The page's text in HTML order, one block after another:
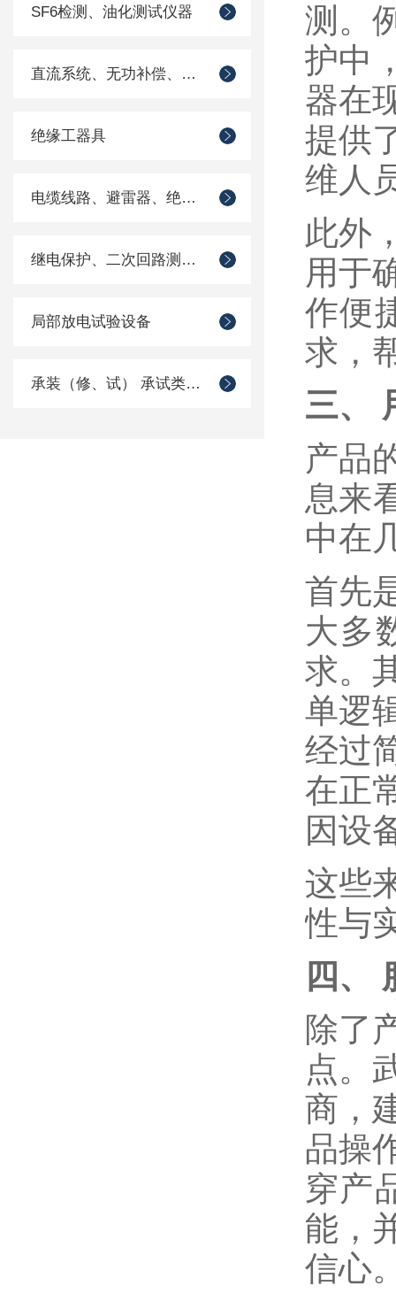
SF6检测、油化测试仪器
直流系统、无功补偿、电池电机检测仪器
绝缘工器具
电缆线路、避雷器、绝缘子测试仪器
继电保护、二次回路测试仪器
局部放电试验设备
承装（修、试） 承试类仪器
测。
护中
器在
提供
维人
此外
用于
作便
求，
三、
产品
息来
中在
首先
大多
求。
单逻
经过
在正
因设
这些
性与
四、
除了
点。
商，
品操
穿产
能，
信心